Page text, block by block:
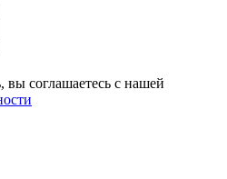
соглашаетесь с нашей